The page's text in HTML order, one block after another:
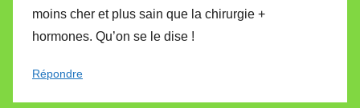
moins cher et plus sain que la chirurgie +
hormones. Qu’on se le dise !
Répondre